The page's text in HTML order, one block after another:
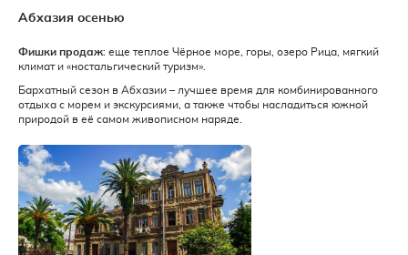
Абхазия осенью
Фишки продаж: еще теплое Чёрное море, горы, озеро Рица, мягкий
климат и «ностальгический туризм».
Бархатный сезон в Абхазии – лучшее время для комбинированного
отдыха с морем и экскурсиями, а также чтобы насладиться южной
природой в её самом живописном наряде.